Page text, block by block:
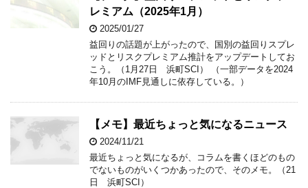
レミアム（2025年1月）
2025/01/27
益回りの話題が上がったので、国別の益回りスプレ
ッドとリスクプレミアム推計をアップデートしてお
こう。（1月27日 浜町SCI） （一部データを2024
年10月のIMF見通しに依存している。）
【メモ】最近ちょっと気になるニュース
2024/11/21
最近ちょっと気になるが、コラムを書くほどのもの
でないものがいくつかあったので、そのメモ。（21
日 浜町SCI）